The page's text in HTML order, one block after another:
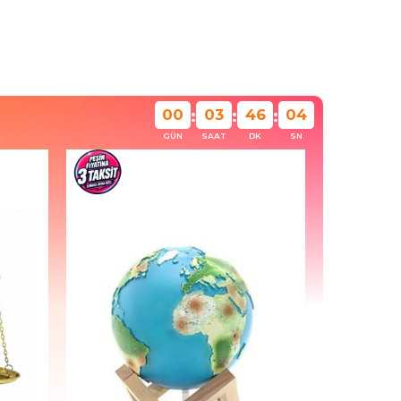
00
GÜN
: 03
SAAT
: 46
DK
: 01
SN